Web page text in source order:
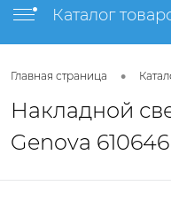
Каталог
Главная страница •
Накладной
Genova 610646